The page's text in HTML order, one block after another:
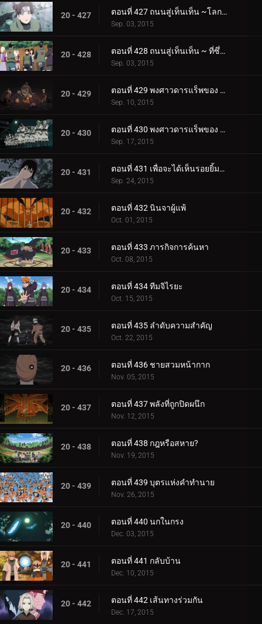
20 - 427 ตอนที่ 427 ถนนสู่เท็นเท็น ~โลกแห่งความฝัน
Sep. 03, 2015
20 - 428 ตอนที่ 428 ถนนสู่เท็นเท็น ~ ที่ซึ่งเท็นเท็นอยู่
Sep. 03, 2015
20 - 429 ตอนที่ 429 พงศาวดารแร็พของ Killer Bee: Scroll of Heaven
Sep. 10, 2015
20 - 430 ตอนที่ 430 พงศาวดารแร็พของ Killer Bee: Scroll of Earth
Sep. 17, 2015
20 - 431 ตอนที่ 431 เพื่อจะได้เห็นรอยยิ้มนั้นอีกครั้งหนึ่ง
Sep. 24, 2015
20 - 432 ตอนที่ 432 นินจาผู้แพ้
Oct. 01, 2015
20 - 433 ตอนที่ 433 ภารกิจการค้นหา
Oct. 08, 2015
20 - 434 ตอนที่ 434 ทีมจิไรยะ
Oct. 15, 2015
20 - 435 ตอนที่ 435 ลำดับความสำคัญ
Oct. 22, 2015
20 - 436 ตอนที่ 436 ชายสวมหน้ากาก
Nov. 05, 2015
20 - 437 ตอนที่ 437 พลังที่ถูกปิดผนึก
Nov. 12, 2015
20 - 438 ตอนที่ 438 กฎหรือสหาย?
Nov. 19, 2015
20 - 439 ตอนที่ 439 บุตรแห่งคำทำนาย
Nov. 26, 2015
20 - 440 ตอนที่ 440 นกในกรง
Dec. 03, 2015
20 - 441 ตอนที่ 441 กลับบ้าน
Dec. 10, 2015
20 - 442 ตอนที่ 442 เส้นทางร่วมกัน
Dec. 17, 2015